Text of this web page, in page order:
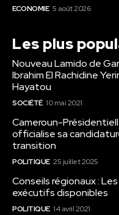
ECONOMIE 5 août 2026
Les plus
Nouveau Lamido de
Ibrahim El Rachidine
Hayatou
SOCIÉTÉ 10 mai 2021
Cameroun-
officialise sa
transition
POLITIQUE 25 juillet 2025
Conseils régionaux :
exécutifs disponibles
POLITIQUE 14 avril 2021